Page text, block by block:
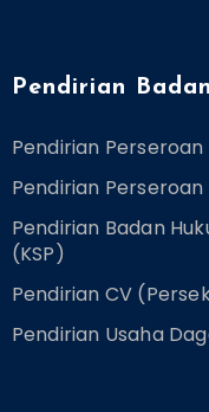
Pendirian
Pendirian
Pendirian
Pendirian Badan
(KSP)
Pendirian CV
Pendirian Usaha